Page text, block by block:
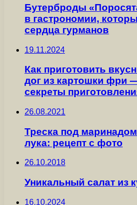
Бутерброды
в гастрономии,
сердца гурманов
19.11.2024
Как приготовить
дог из картошки фри
секреты
26.08.2021
Треска под
лука: рецепт с фото
26.10.2018
Уникальный салат из
16.10.2024